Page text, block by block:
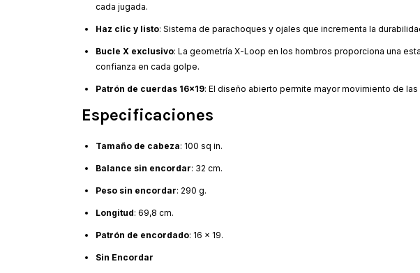
cada jugada.
Haz clic y listo: Sistema de parachoques y ojales que incrementa la
Bucle X exclusivo: La geometría X-Loop en los hombros proporciona una
confianza en cada golpe.
Patrón de cuerdas 16x19: El diseño abierto permite mayor movimiento de
Especificaciones
Tamaño de cabeza: 100 sq in.
Balance sin encordar: 32 cm.
Peso sin encordar: 290 g.
Longitud: 69,8 cm.
Patrón de encordado: 16 x 19.
Sin Encordar